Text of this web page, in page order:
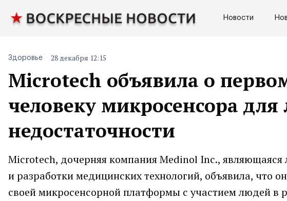
Новости
Microtech объявила о
человеку микросенсора
недостаточности
Здоровье 28 декабря 12:15
Microtech, дочерняя компания Medinol Inc., являющаяся
и разработки медицинских технологий, объявила, что
своей микросенсорной платформы с участием людей в